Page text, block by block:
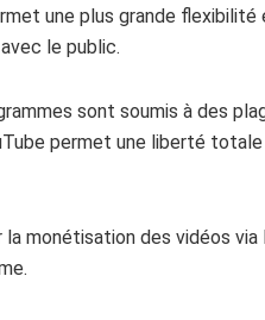
une plus grande
le public.
sont soumis à des
permet une liberté
la monétisation des vidéos